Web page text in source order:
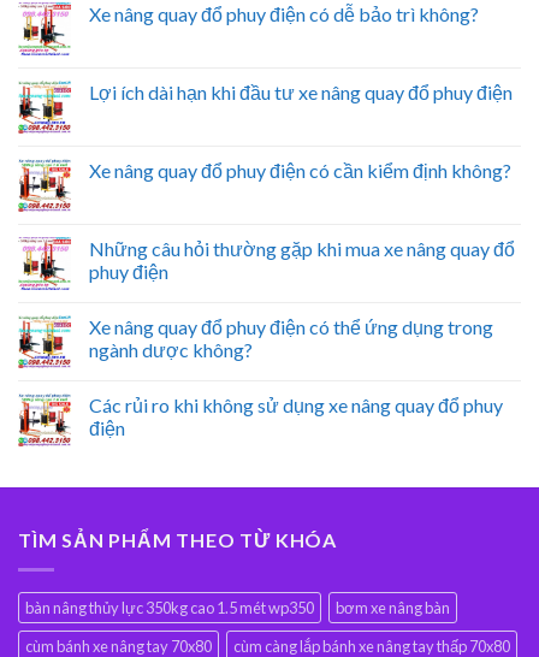
Xe nâng quay đổ phuy điện có dễ bảo trì không?
Lợi ích dài hạn khi đầu tư xe nâng quay đổ phuy điện
Xe nâng quay đổ phuy điện có cần kiểm định không?
Những câu hỏi thường gặp khi mua xe nâng quay đổ
phuy điện
Xe nâng quay đổ phuy điện có thể ứng dụng trong
ngành dược không?
Các rủi ro khi không sử dụng xe nâng quay đổ phuy
điện
TÌM SẢN PHẨM THEO TỪ KHÓA
bàn nâng thủy lực 350kg cao 1.5 mét wp350
bơm xe nâng bàn
cùm bánh xe nâng tay 70x80
cùm càng lắp bánh xe nâng tay thấp 70x80